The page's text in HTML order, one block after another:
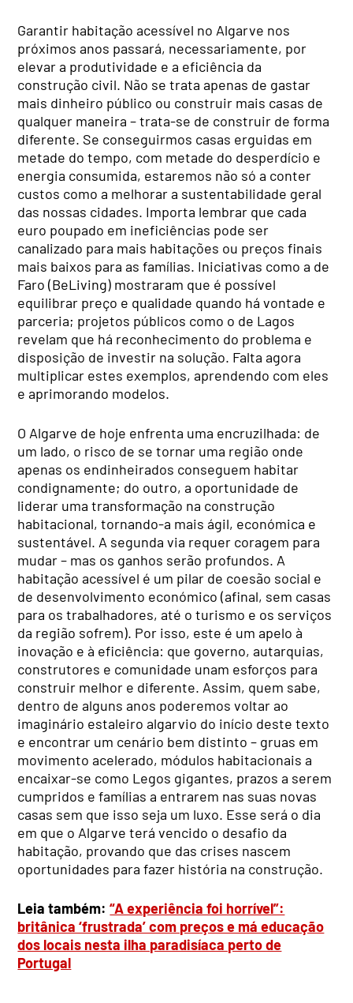
Garantir habitação acessível no Algarve nos
próximos anos passará, necessariamente, por
elevar a produtividade e a eficiência da
construção civil. Não se trata apenas de gastar
mais dinheiro público ou construir mais casas de
qualquer maneira – trata-se de construir de forma
diferente. Se conseguirmos casas erguidas em
metade do tempo, com metade do desperdício e
energia consumida, estaremos não só a conter
custos como a melhorar a sustentabilidade geral
das nossas cidades. Importa lembrar que cada
euro poupado em ineficiências pode ser
canalizado para mais habitações ou preços finais
mais baixos para as famílias. Iniciativas como a de
Faro (BeLiving) mostraram que é possível
equilibrar preço e qualidade quando há vontade e
parceria; projetos públicos como o de Lagos
revelam que há reconhecimento do problema e
disposição de investir na solução. Falta agora
multiplicar estes exemplos, aprendendo com eles
e aprimorando modelos.
O Algarve de hoje enfrenta uma encruzilhada: de
um lado, o risco de se tornar uma região onde
apenas os endinheirados conseguem habitar
condignamente; do outro, a oportunidade de
liderar uma transformação na construção
habitacional, tornando-a mais ágil, económica e
sustentável. A segunda via requer coragem para
mudar – mas os ganhos serão profundos. A
habitação acessível é um pilar de coesão social e
de desenvolvimento económico (afinal, sem casas
para os trabalhadores, até o turismo e os serviços
da região sofrem). Por isso, este é um apelo à
inovação e à eficiência: que governo, autarquias,
construtores e comunidade unam esforços para
construir melhor e diferente. Assim, quem sabe,
dentro de alguns anos poderemos voltar ao
imaginário estaleiro algarvio do início deste texto
e encontrar um cenário bem distinto – gruas em
movimento acelerado, módulos habitacionais a
encaixar-se como Legos gigantes, prazos a serem
cumpridos e famílias a entrarem nas suas novas
casas sem que isso seja um luxo. Esse será o dia
em que o Algarve terá vencido o desafio da
habitação, provando que das crises nascem
oportunidades para fazer história na construção.
Leia também:“A experiência foi horrível”:
britânica ‘frustrada’ com preços e má educação
dos locais nesta ilha paradisíaca perto de
Portugal